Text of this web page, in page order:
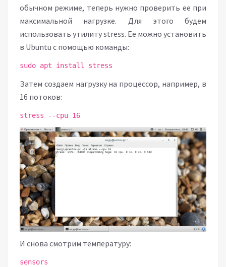
обычном режиме, теперь нужно проверить ее при
максимальной нагрузке. Для этого будем
использовать утилиту stress. Ее можно установить
в Ubuntu с помощью команды:
sudo apt install stress
Затем создаем нагрузку на процессор, например, в
16 потоков:
stress --cpu 16
И снова смотрим температуру:
sensors